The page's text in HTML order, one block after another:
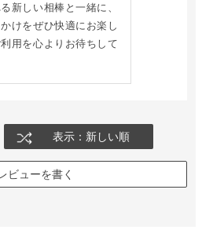
新しい相棒と一緒に、
けをぜひ快適にお楽し
用を心よりお待ちして
表示：新しい順
ビューを書く